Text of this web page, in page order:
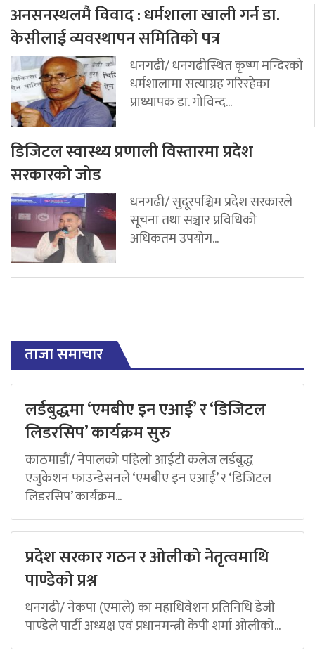
अनसनस्थलमै विवाद : धर्मशाला खाली गर्न डा.
केसीलाई व्यवस्थापन समितिको पत्र
धनगढी/ धनगढीस्थित कृष्ण मन्दिरको
धर्मशालामा सत्याग्रह गरिरहेका
प्राध्यापक डा. गोविन्द...
डिजिटल स्वास्थ्य प्रणाली विस्तारमा प्रदेश
सरकारको जोड
धनगढी/ सुदूरपश्चिम प्रदेश सरकारले
सूचना तथा सञ्चार प्रविधिको
अधिकतम उपयोग...
ताजा समाचार
लर्डबुद्धमा ‘एमबीए इन एआई’ र ‘डिजिटल
लिडरसिप’ कार्यक्रम सुरु
काठमाडौं/ नेपालको पहिलो आईटी कलेज लर्डबुद्ध
एजुकेशन फाउन्डेसनले ‘एमबीए इन एआई’ र ‘डिजिटल
लिडरसिप’ कार्यक्रम...
प्रदेश सरकार गठन र ओलीको नेतृत्वमाथि
पाण्डेको प्रश्न
धनगढी/ नेकपा (एमाले) का महाधिवेशन प्रतिनिधि डेजी
पाण्डेले पार्टी अध्यक्ष एवं प्रधानमन्त्री केपी शर्मा ओलीको...